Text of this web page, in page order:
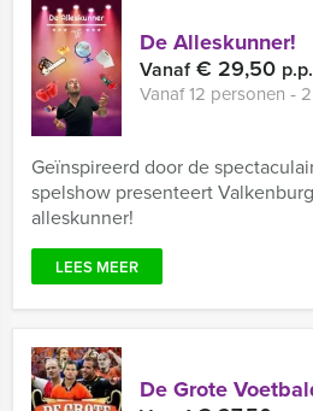
De Alleskunner!
Vanaf€ 29,50
Vanaf 12 personen ‐
Geïnspireerd door de
spelshow presenteert
alleskunner!
LEES MEER
De Grote